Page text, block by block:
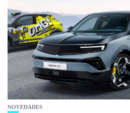
NOVEDADES